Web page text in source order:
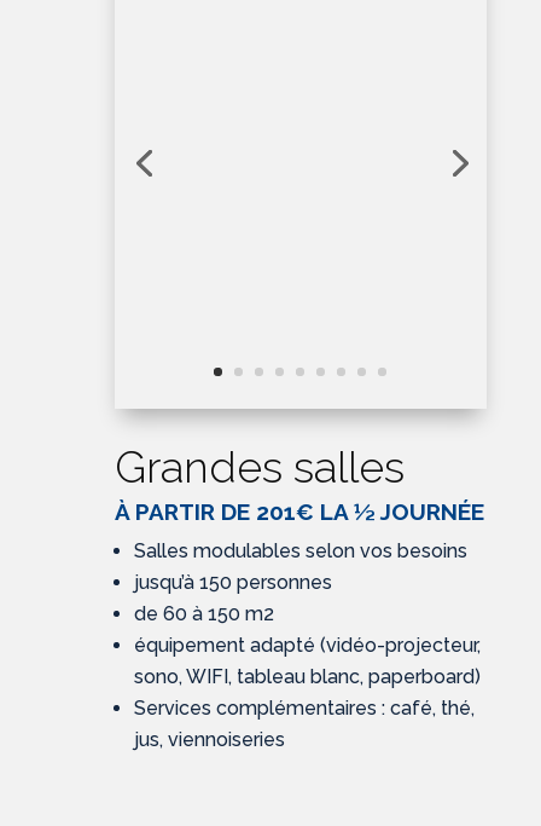
Grandes salles
À PARTIR DE 201€ LA ½ JOURNÉE
Salles modulables selon vos besoins
jusqu’à 150 personnes
de 60 à 150 m2
équipement adapté (vidéo-projecteur,
sono, WIFI, tableau blanc, paperboard)
Services complémentaires : café, thé,
jus, viennoiseries